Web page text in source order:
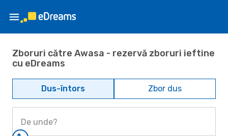
Zboruri către Awasa - rezervă zboruri ieftine
cu eDreams
Dus-întors Zbor dus
De unde?